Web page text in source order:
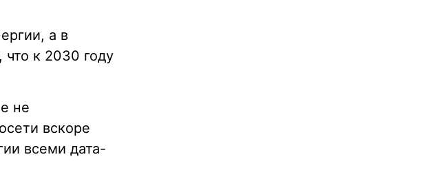
а в
к 2030 году
не
вскоре
всеми дата-